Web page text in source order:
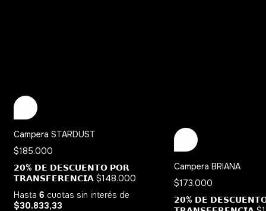
Campera STARDUST
$185.000
𝟮𝟬% 𝗗𝗘 𝗗𝗘𝗦𝗖𝗨𝗘𝗡𝗧𝗢 𝗣𝗢𝗥
𝗧𝗥𝗔𝗡𝗦𝗙𝗘𝗥𝗘𝗡𝗖𝗜𝗔 $148.000
Hasta 6 cuotas sin interés de
$30.833,33
Campera BRIANA
$173.000
𝟮𝟬% 𝗗𝗘